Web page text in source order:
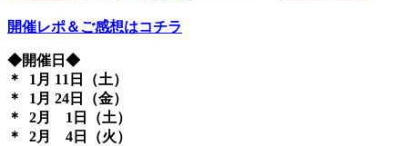
開催レポ＆ご感想はコチラ
◆開催日◆
＊ 1月 11日（土）
＊ 1月 24日（金）
＊ 2月 1日（土）
＊ 2月 4日（火）